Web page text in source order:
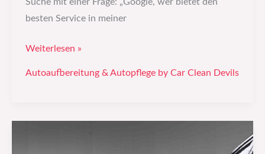
Suche mit einer Frage: „Google, wer bietet den
besten Service in meiner
Weiterlesen »
Autoaufbereitung & Autopflege by Car Clean Devils